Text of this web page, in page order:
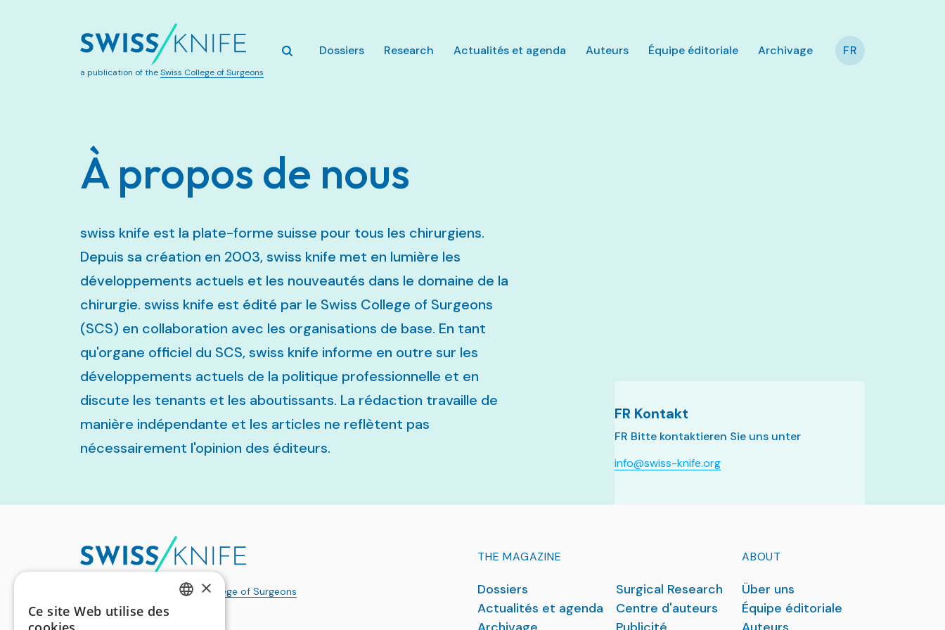
a publication of theSwiss College of Surgeons
Dossiers Research Actualités et agenda Auteurs Équipe éditoriale Archivage FR
À propos de nous
swiss knife est la plate-forme suisse pour tous les chirurgiens.
Depuis sa création en 2003, swiss knife met en lumière les
développements actuels et les nouveautés dans le domaine de la
chirurgie. swiss knife est édité par le Swiss College of Surgeons
(SCS) en collaboration avec les organisations de base. En tant
qu'organe officiel du SCS, swiss knife informe en outre sur les
développements actuels de la politique professionnelle et en
discute les tenants et les aboutissants. La rédaction travaille de
manière indépendante et les articles ne reflètent pas
nécessairement l'opinion des éditeurs.
FR Kontakt
FR Bitte kontaktieren Sie uns unter
info@swiss-knife.org
Swiss College of Surgeons
THE MAGAZINE
Dossiers
Actualités et agenda
Surgical Research
Centre d'auteurs
ABOUT
Über uns
Équipe éditoriale
×
Ce site Web utilise des